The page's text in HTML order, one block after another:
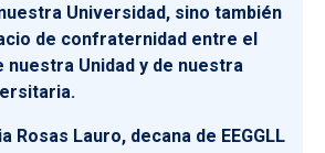
Universidad, sino también
de confraternidad entre el
nuestra Unidad y de nuestra
Rosas Lauro, decana de EEGGLL